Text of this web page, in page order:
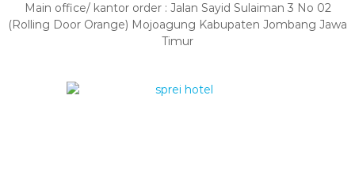
Main office/ kantor order : Jalan Sayid Sulaiman 3 No 02
(Rolling Door Orange) Mojoagung Kabupaten Jombang Jawa
Timur